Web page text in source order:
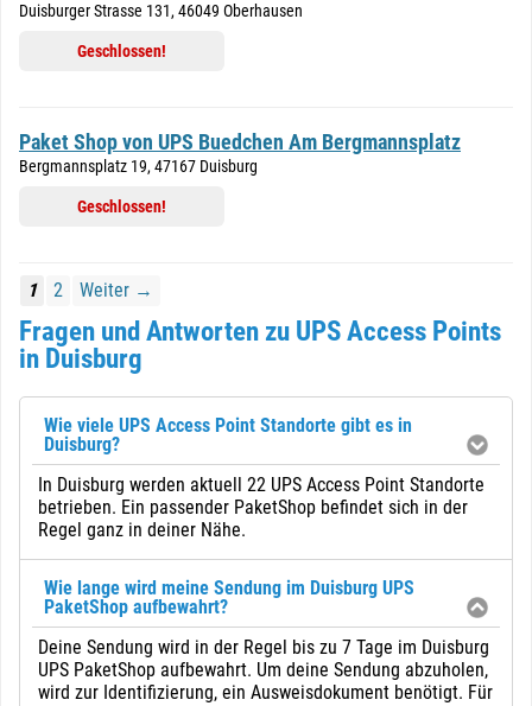
Duisburger Strasse 131, 46049 Oberhausen
Geschlossen!
Paket Shop von UPS Buedchen Am Bergmannsplatz
Bergmannsplatz 19, 47167 Duisburg
Geschlossen!
1 2 Weiter →
Fragen und Antworten zu UPS Access Points
in Duisburg
Wie viele UPS Access Point Standorte gibt es in
Duisburg?
In Duisburg werden aktuell 22 UPS Access Point Standorte
betrieben. Ein passender PaketShop befindet sich in der
Regel ganz in deiner Nähe.
Wie lange wird meine Sendung im Duisburg UPS
PaketShop aufbewahrt?
Deine Sendung wird in der Regel bis zu 7 Tage im Duisburg
UPS PaketShop aufbewahrt. Um deine Sendung abzuholen,
wird zur Identifizierung, ein Ausweisdokument benötigt. Für